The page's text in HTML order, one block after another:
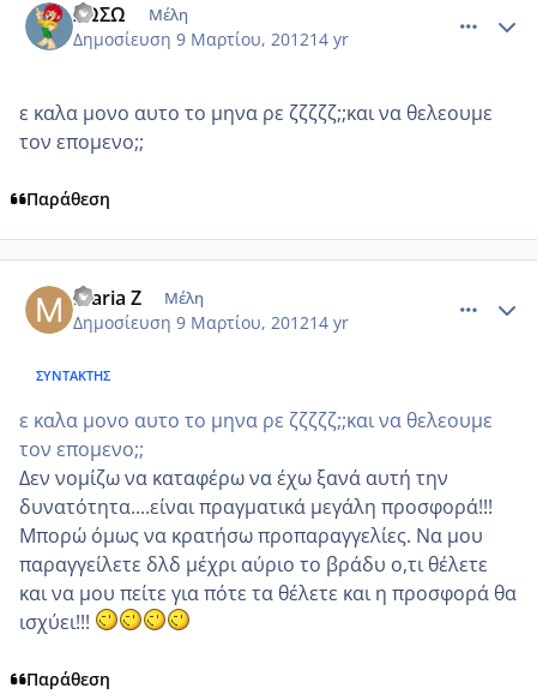
ΣΩΣΩ Μέλη
Δημοσίευση 9 Μαρτίου, 201214 yr
ε καλα μονο αυτο το μηνα ρε ζζζζζ;;και να θελεουμε
τον επομενο;;
Παράθεση
maria Z Μέλη
Δημοσίευση 9 Μαρτίου, 201214 yr
ΣΥΝΤΆΚΤΗΣ
ε καλα μονο αυτο το μηνα ρε ζζζζζ;;και να θελεουμε
τον επομενο;;
Δεν νομίζω να καταφέρω να έχω ξανά αυτή την
δυνατότητα....είναι πραγματικά μεγάλη προσφορά!!!
Μπορώ όμως να κρατήσω προπαραγγελίες. Να μου
παραγγείλετε δλδ μέχρι αύριο το βράδυ ο,τι θέλετε
και να μου πείτε για πότε τα θέλετε και η προσφορά θα
ισχύει!!!
Παράθεση